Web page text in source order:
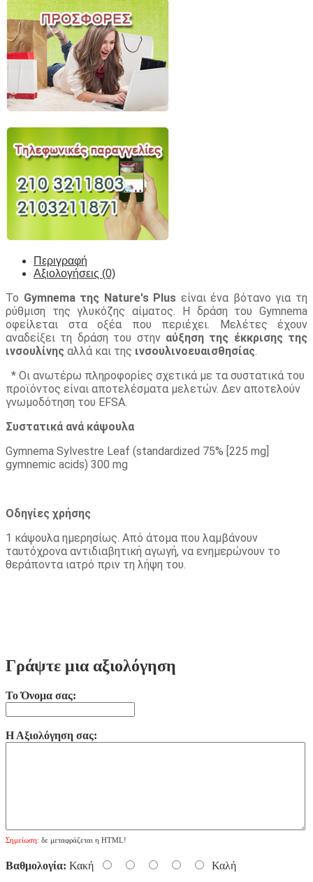
Περιγραφή
Αξιολογήσεις (0)
Το Gymnema της Nature's Plus είναι ένα βότανο για τη
ρύθμιση της γλυκόζης αίματος. Η δράση του Gymnema
oφείλεται στα οξέα που περιέχει. Μελέτες έχουν
αναδείξει τη δράση του στην αύξηση της έκκρισης της
ινσουλίνης αλλά και της ινσουλινοευαισθησίας.
* Οι ανωτέρω πληροφορίες σχετικά με τα συστατικά του
προϊόντος είναι αποτελέσματα μελετών. Δεν αποτελούν
γνωμοδότηση του EFSA.
Συστατικά ανά κάψουλα
Gymnema Sylvestre Leaf (standardized 75% [225 mg]
gymnemic acids) 300 mg
Οδηγίες χρήσης
1 κάψουλα ημερησίως. Από άτομα που λαμβάνουν
ταυτόχρονα αντιδιαβητική αγωγή, να ενημερώνουν το
θεράποντα ιατρό πριν τη λήψη του.
Γράψτε μια αξιολόγηση
Το Όνομα σας:
Η Αξιολόγηση σας:
Σημείωση: δε μεταφράζεται η HTML!
Βαθμολογία: Κακή Καλή